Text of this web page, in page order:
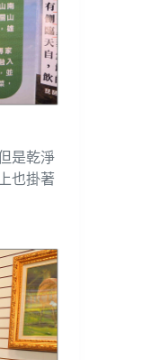
是乾淨
也掛著